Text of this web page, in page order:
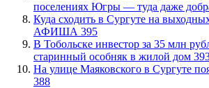
поселениях Югры — туда даже
​Куда сходить в Сургуте на
АФИША 395
В Тобольске инвестор за 35 млн
старинный особняк в жилой дом
​На улице Маяковского в Сургуте
388